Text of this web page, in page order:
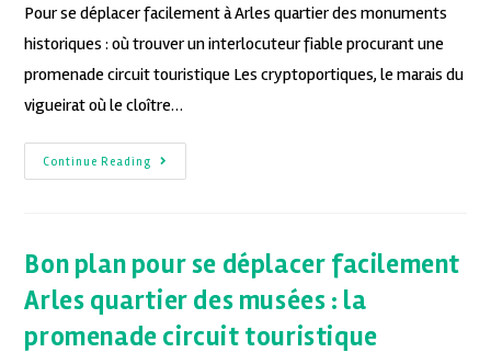
Pour se déplacer facilement à Arles quartier des monuments
historiques : où trouver un interlocuteur fiable procurant une
promenade circuit touristique Les cryptoportiques, le marais du
vigueirat où le cloître…
Continue Reading
Bon plan pour se déplacer facilement
Arles quartier des musées : la
promenade circuit touristique